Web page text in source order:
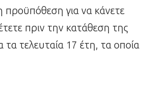
προϋπόθεση για να κάνετε
πριν την κατάθεση της
τελευταία 17 έτη, τα οποία